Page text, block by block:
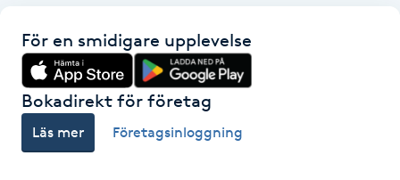
Hudvård
Hyaluronsyra
Hyperhidros
För en smidigare upplevelse
Bokadirekt för företag
Läs mer Företagsinloggning